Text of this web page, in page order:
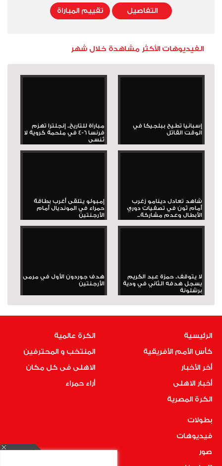
التفاصيل تقييم المباراة
الفيديوهات الأكثر مشاهدة خلال شهر
إسبانيا تطيح ببلجيكا في
الوقت القاتل
مباراة للتاريخ.. إنجلترا تهزم
فرنسا 6-4 في ملحمة كروية لا
تُنسى
شاهد تعادل دينامو زغرب
أمام ثون في تصفيات دوري
الأبطال وعدم مشاركة...
إمبولو يتلقى أغرب بطاقة
حمراء في المونديال أمام
الأرجنتين
لا يتوقف.. حمزة عبد الكريم
يسجل هدفه الثاني في ودية
برشلونة
هدف جوردون الأول في مرمى
الأرجنتين
الرئيسية
كأس الأمم الأفريقية
أخر الأخبار
أخبار الاهلى
الكرة المصرية
الكرة عالمية
المنتخب و المحترفين
الاهلى فى كل مكان
أراء حمراء
بطولات
فيديوهات
صور